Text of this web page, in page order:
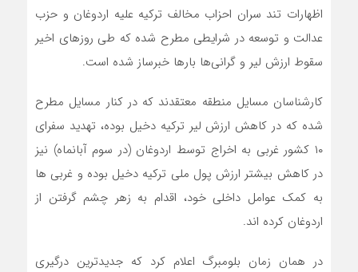
اظهارات تند سران احزاب مخالف ترکیه علیه اردوغان و حزب
عدالت و توسعه در شرایطی مطرح شده که طی روزهای اخیر
سقوط ارزش لیر و گرانی‌ها بارها خبرساز شده است.
کارشناسان مسایل منطقه معتقدند که در کنار مسایل مطرح
شده که در کاهش ارزش لیر ترکیه دخیل بوده، تهدید سفرای
۱۰ کشور غربی به اخراج توسط اردوغان (در سوم آبانماه) نیز
در کاهش بیشتر ارزش پول ملی ترکیه دخیل بوده و غربی ها
به کمک عوامل داخلی خود، اقدام به زهر چشم گرفتن از
اردوغان کرده اند.
در همان زمان بلومبرگ اعلام کرد که جدیدترین درگیری